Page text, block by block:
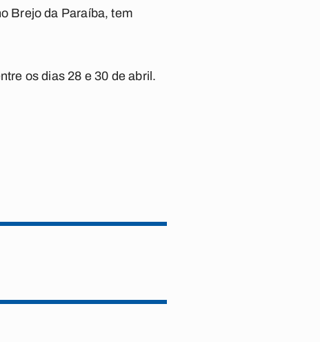
Brejo da Paraíba, tem
os dias 28 e 30 de abril.